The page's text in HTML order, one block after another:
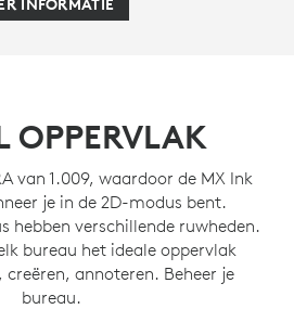
INFORMATIE
OPPERVLAK
van 1.009, waardoor de MX Ink
je in de 2D-modus bent.
hebben verschillende ruwheden.
bureau het ideale oppervlak
creëren, annoteren. Beheer je
bureau.